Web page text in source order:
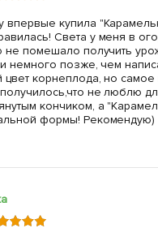
впервые купила
Света у меня в
не помешало получить
и немного позже, чем
цвет корнеплода, но самое
не люблю
кончиком, а
формы! Рекомендую)